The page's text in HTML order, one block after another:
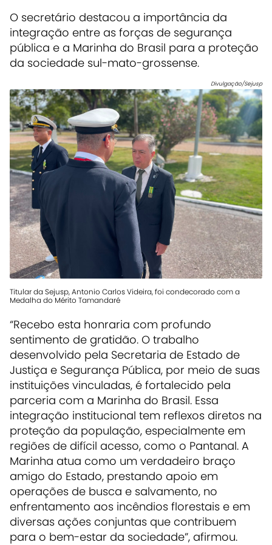
O secretário destacou a importância da
integração entre as forças de segurança
pública e a Marinha do Brasil para a proteção
da sociedade sul-mato-grossense.
Divulgação/Sejusp
Titular da Sejusp, Antonio Carlos Videira, foi condecorado com a
Medalha do Mérito Tamandaré
“Recebo esta honraria com profundo
sentimento de gratidão. O trabalho
desenvolvido pela Secretaria de Estado de
Justiça e Segurança Pública, por meio de suas
instituições vinculadas, é fortalecido pela
parceria com a Marinha do Brasil. Essa
integração institucional tem reflexos diretos na
proteção da população, especialmente em
regiões de difícil acesso, como o Pantanal. A
Marinha atua como um verdadeiro braço
amigo do Estado, prestando apoio em
operações de busca e salvamento, no
enfrentamento aos incêndios florestais e em
diversas ações conjuntas que contribuem
para o bem-estar da sociedade”, afirmou.